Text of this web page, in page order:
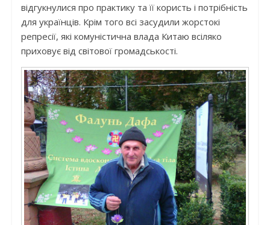
відгукнулися про практику та її користь і потрібність
для українців. Крім того всі засудили жорстокі
репресії, які комуністична влада Китаю всіляко
приховує від світової громадськості.